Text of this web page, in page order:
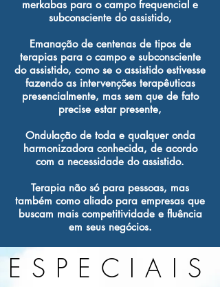
merkabas para o campo frequencial e
subconsciente do assistido,
Emanação de centenas de tipos de
terapias para o campo e subconsciente
do assistido, como se o assistido estivesse
fazendo as intervenções terapêuticas
presencialmente, mas sem que de fato
precise estar presente,
Ondulação de toda e qualquer onda
harmonizadora conhecida, de acordo
com a necessidade do assistido.
Terapia não só para pessoas, mas
também como aliado para empresas que
buscam mais competitividade e fluência
em seus negócios.
ESPECIAIS